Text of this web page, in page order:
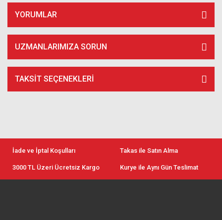
YORUMLAR
UZMANLARIMIZA SORUN
TAKSIT SEÇENEKLERI
İade ve İptal Koşulları Takas ile Satın Alma
3000 TL Üzeri Ücretsiz Kargo Kurye ile Aynı Gün Teslimat